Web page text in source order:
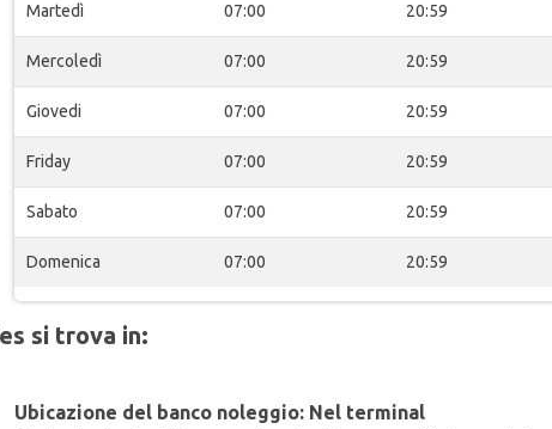
Martedì 07:00 20:59
Mercoledì 07:00 20:59
Giovedi 07:00 20:59
Friday 07:00 20:59
Sabato 07:00 20:59
Domenica 07:00 20:59
si trova in:
Ubicazione del banco noleggio: Nel terminal